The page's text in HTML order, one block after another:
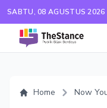
SABTU, 08 AGUSTUS 2026
Home Now